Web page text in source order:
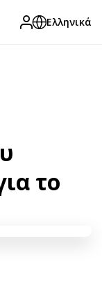
Ελληνικά
το